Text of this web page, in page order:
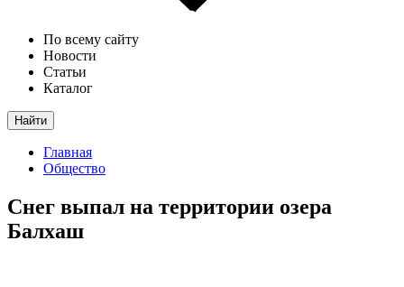
По всему сайту
Новости
Статьи
Каталог
Найти
Главная
Общество
Снег выпал на территории озера
Балхаш